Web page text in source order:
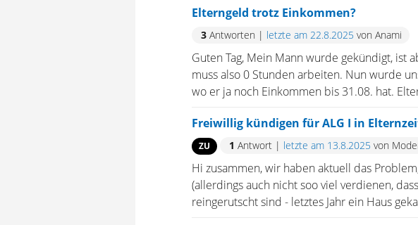
Elterngeld trotz Einkommen?
3 Antworten | letzte am 22.8.2025 von Anami
Guten Tag, Mein Mann wurde gekündigt, ist
muss also 0 Stunden arbeiten. Nun wurde
wo er ja noch Einkommen bis 31.08. hat.
Freiwillig kündigen für ALG I in
ZU 1 Antwort | letzte am 13.8.2025 von
Hi zusammen, wir haben aktuell das
(allerdings auch nicht soo viel verdienen,
reingerutscht sind - letztes Jahr ein Haus